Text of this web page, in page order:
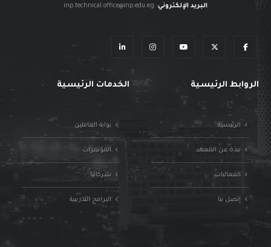
البريد الإلكتروني:
inp.technical.office@inp.edu.eg
الروابط الرئيسية
الرئيسية
نبذة عن المعهد
الفعاليات
إتصل بنا
الخدمات الرئيسية
بوابة العاملين
المؤتمرات
شركائنا
البرامج التدريبية